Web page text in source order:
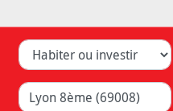
Habiter ou investir
Ville (Lyon, Caluire, ...)